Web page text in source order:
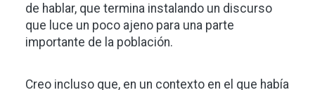
de hablar, que termina instalando un discurso
que luce un poco ajeno para una parte
importante de la población.
Creo incluso que, en un contexto en el que había